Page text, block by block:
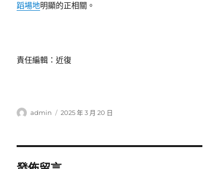
蹈場地明顯的正相關。
責任編輯：近復
作
admin
發
2025 年 3 月 20 日